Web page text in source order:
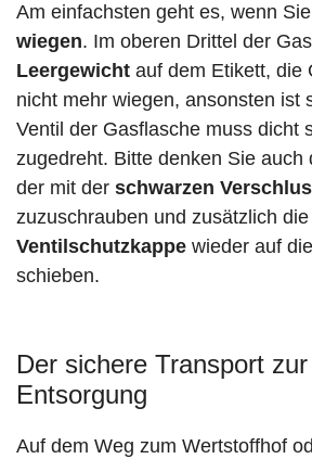
Am einfachsten geht es, wenn
wiegen. Im oberen Drittel der
Leergewicht auf dem Etikett, die
nicht mehr wiegen, ansonsten ist
Ventil der Gasflasche muss dicht
zugedreht. Bitte denken Sie auch
der mit der schwarzen
zuzuschrauben und zusätzlich die
Ventilschutzkappe wieder auf
schieben.
Der sichere Transport
Entsorgung
Auf dem Weg zum Wertstoffhof